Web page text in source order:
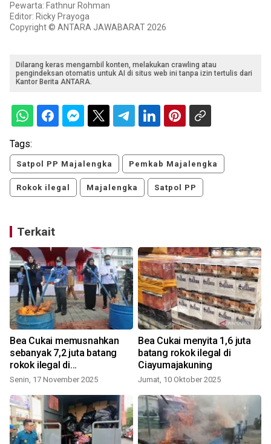
Pewarta: Fathnur Rohman
Editor: Ricky Prayoga
Copyright © ANTARA JAWABARAT 2026
Dilarang keras mengambil konten, melakukan crawling atau
pengindeksan otomatis untuk AI di situs web ini tanpa izin tertulis dari
Kantor Berita ANTARA.
Tags:
Satpol PP Majalengka Pemkab Majalengka
Rokok ilegal Majalengka Satpol PP
Terkait
Bea Cukai memusnahkan
sebanyak 7,2 juta batang
rokok ilegal di
Ciayumajakuning
Senin, 17 November 2025
Bea Cukai menyita 1,6 juta
batang rokok ilegal di
Ciayumajakuning
Jumat, 10 Oktober 2025